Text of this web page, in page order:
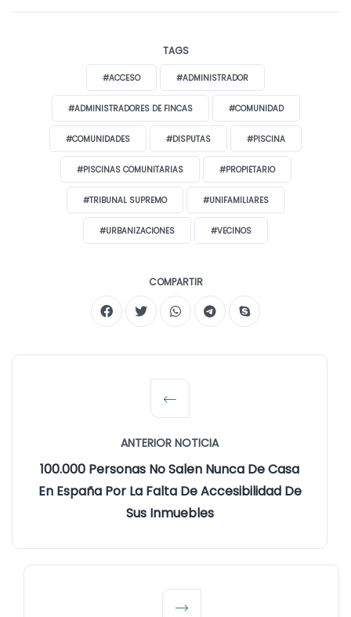
TAGS
#ACCESO #ADMINISTRADOR
#ADMINISTRADORES DE FINCAS #COMUNIDAD
#COMUNIDADES #DISPUTAS #PISCINA
#PISCINAS COMUNITARIAS #PROPIETARIO
#TRIBUNAL SUPREMO #UNIFAMILIARES
#URBANIZACIONES #VECINOS
COMPARTIR
ANTERIOR NOTICIA
100.000 Personas No Salen Nunca De Casa
En España Por La Falta De Accesibilidad De
Sus Inmuebles